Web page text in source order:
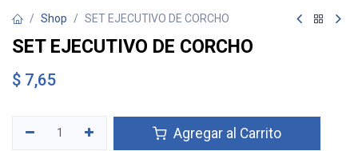
Shop SET EJECUTIVO DE CORCHO
SET EJECUTIVO DE CORCHO
$ 7,65
Agregar al Carrito